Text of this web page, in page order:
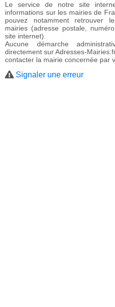
Le service de notre site
informations sur les mairies de
pouvez notamment retrouver
mairies (adresse postale,
site internet).
Aucune démarche
directement sur Adresses-
contacter la mairie concernée par
Signaler une erreur